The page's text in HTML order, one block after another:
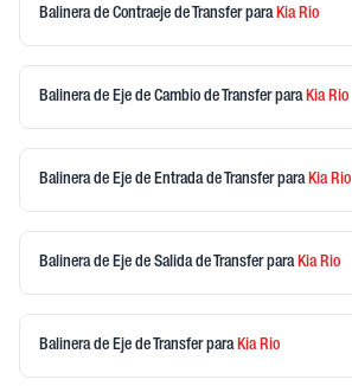
Balinera de Contraeje de Transferpara KiaRio
Balinera de Eje de Cambio de Transferpara KiaRio
Balinera de Eje de Entrada de Transferpara KiaRio
Balinera de Eje de Salida de Transferpara KiaRio
Balinera de Eje de Transferpara KiaRio